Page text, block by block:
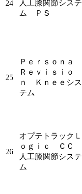
24
人工膝関節システ
ム ＰＳ
25
Ｐｅｒｓｏｎａ
Ｒｅｖｉｓｉｏ
ｎ Ｋｎｅｅシス
テム
26
オプテトラックＬ
ｏｇｉｃ ＣＣ
人工膝関節システ
ム